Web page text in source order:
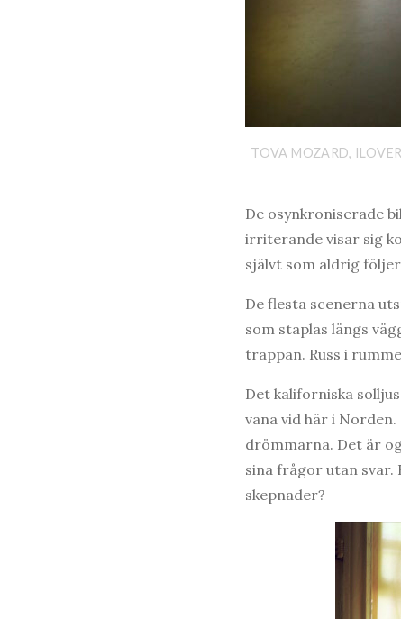
TOVA MOZARD,
De osynkroniserade
irriterande visar sig
självt som aldrig
De flesta scenerna
som staplas längs
trappan. Russ i
Det kaliforniska
vana vid här i
drömmarna. Det är
sina frågor utan svar.
skepnader?